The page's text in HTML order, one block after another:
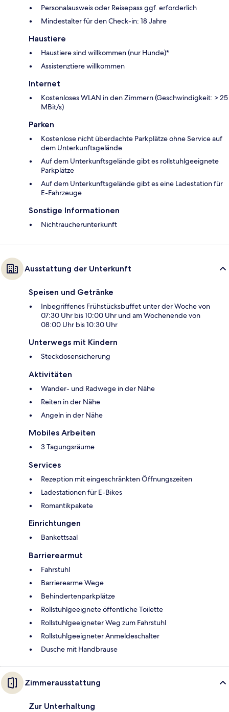
Personalausweis oder Reisepass ggf. erforderlich
Mindestalter für den Check-in: 18 Jahre
Haustiere
Haustiere sind willkommen (nur Hunde)*
Assistenztiere willkommen
Internet
Kostenloses WLAN in den Zimmern (Geschwindigkeit: > 25
MBit/s)
Parken
Kostenlose nicht überdachte Parkplätze ohne Service auf
dem Unterkunftsgelände
Auf dem Unterkunftsgelände gibt es rollstuhlgeeignete
Parkplätze
Auf dem Unterkunftsgelände gibt es eine Ladestation für
E-Fahrzeuge
Sonstige Informationen
Nichtraucherunterkunft
Ausstattung der Unterkunft
Speisen und Getränke
Inbegriffenes Frühstücksbuffet unter der Woche von
07:30 Uhr bis 10:00 Uhr und am Wochenende von
08:00 Uhr bis 10:30 Uhr
Unterwegs mit Kindern
Steckdosensicherung
Aktivitäten
Wander- und Radwege in der Nähe
Reiten in der Nähe
Angeln in der Nähe
Mobiles Arbeiten
3 Tagungsräume
Services
Rezeption mit eingeschränkten Öffnungszeiten
Ladestationen für E-Bikes
Romantikpakete
Einrichtungen
Bankettsaal
Barrierearmut
Fahrstuhl
Barrierearme Wege
Behindertenparkplätze
Rollstuhlgeeignete öffentliche Toilette
Rollstuhlgeeigneter Weg zum Fahrstuhl
Rollstuhlgeeigneter Anmeldeschalter
Dusche mit Handbrause
Zimmerausstattung
Zur Unterhaltung